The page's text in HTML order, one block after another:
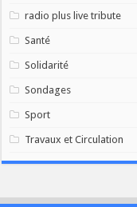
radio plus live tribute
Santé
Solidarité
Sondages
Sport
Travaux et Circulation